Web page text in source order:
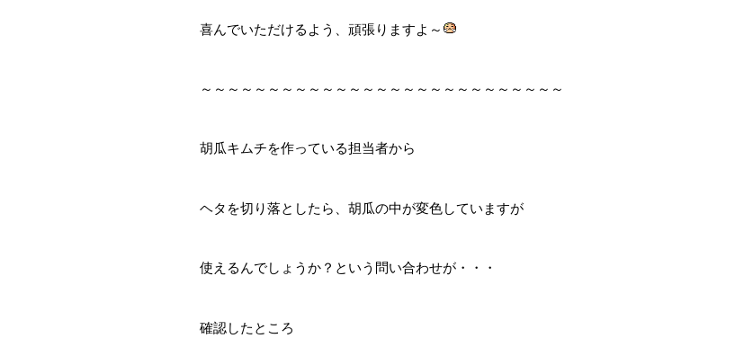
喜んでいただけるよう、頑張りますよ～
～～～～～～～～～～～～～～～～～～～～～～～～～～～
胡瓜キムチを作っている担当者から
ヘタを切り落としたら、胡瓜の中が変色していますが
使えるんでしょうか？という問い合わせが・・・
確認したところ